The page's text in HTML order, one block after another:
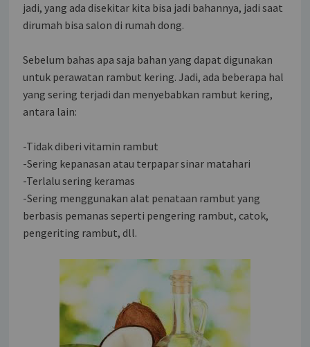
jadi, yang ada disekitar kita bisa jadi bahannya, jadi saat
dirumah bisa salon di rumah dong.
Sebelum bahas apa saja bahan yang dapat digunakan
untuk perawatan rambut kering. Jadi, ada beberapa hal
yang sering terjadi dan menyebabkan rambut kering,
antara lain:
-Tidak diberi vitamin rambut
-Sering kepanasan atau terpapar sinar matahari
-Terlalu sering keramas
-Sering menggunakan alat penataan rambut yang
berbasis pemanas seperti pengering rambut, catok,
pengeriting rambut, dll.